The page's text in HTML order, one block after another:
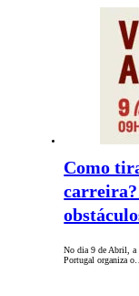
Como
No dia 9 de Abril, a
Portugal organiza